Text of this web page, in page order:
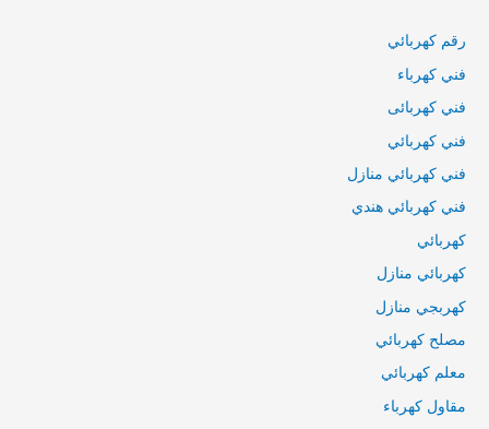
رقم كهربائي
فني كهرباء
فني كهربائى
فني كهربائي
فني كهربائي منازل
فني كهربائي هندي
كهربائي
كهربائي منازل
كهربجي منازل
مصلح كهربائي
معلم كهربائي
مقاول كهرباء